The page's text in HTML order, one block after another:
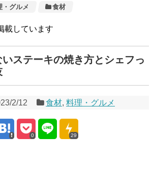
・グルメ 食材
載しています
ステーキの焼き方とシェフっ
2/12 食材,料理・グルメ
0 29